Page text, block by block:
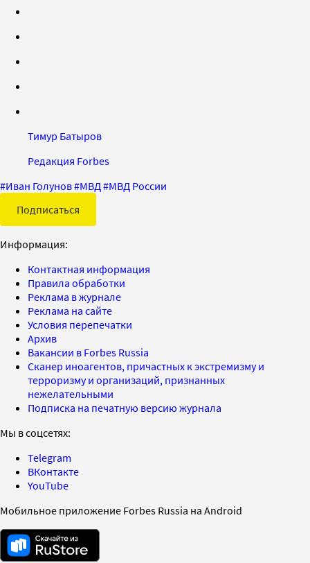
Тимур Батыров
Редакция Forbes
#Иван Голунов#МВД #МВД России
Подписаться
Информация:
Контактная информация
Правила обработки
Реклама в журнале
Реклама на сайте
Условия перепечатки
Архив
Вакансии в Forbes Russia
Сканер иноагентов, причастных к экстремизму и
терроризму и организаций, признанных
нежелательными
Подписка на печатную версию журнала
Мы в соцсетях:
Telegram
ВКонтакте
YouTube
Мобильное приложение Forbes Russia на Android